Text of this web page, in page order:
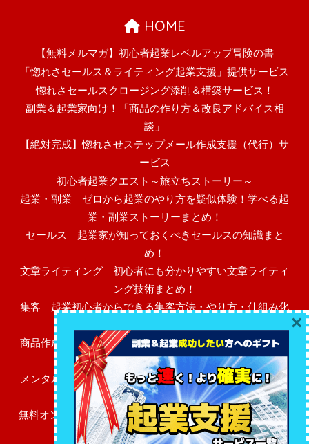
HOME
【無料メルマガ】初心者起業レベルアップ冒険の書
「惚れさセールス＆ライティング起業支援」提供サービス
惚れさセールスクロージング添削＆構築サービス！
副業＆起業家向け！「商品の作り方＆改良アドバイス相
談」
【絶対完成】惚れさせステップメール作成支援（代行）サ
ービス
初心者起業クエスト～旅立ちストーリー～
起業・副業｜ゼロから起業のやり方を疑似体験！学べる起
業・副業ストーリーまとめ！
セールス｜起業家が知っておくべきセールスの知識まと
め！
文章ライティング｜初心者にも分かりやすい文章ライティ
ング技術まとめ！
集客｜起業初心者からできる集客方法・やり方・仕組み化
商品作成｜初心者にも分かりやすい売れる高額商品作成・
作り方まとめ！
メンタル・マインド｜起業初心者に必要なビジネスメンタ
ル・マインドまとめ！
無料オンラインサロン（FBグループ）「初心者起業レベル
アップ広場」
×